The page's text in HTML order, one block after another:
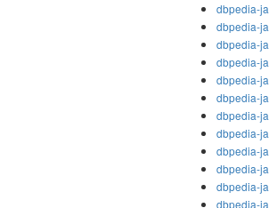
dbpedia-ja
dbpedia-ja
dbpedia-ja
dbpedia-ja
dbpedia-ja
dbpedia-ja
dbpedia-ja
dbpedia-ja
dbpedia-ja
dbpedia-ja
dbpedia-ja
dbpedia-ja